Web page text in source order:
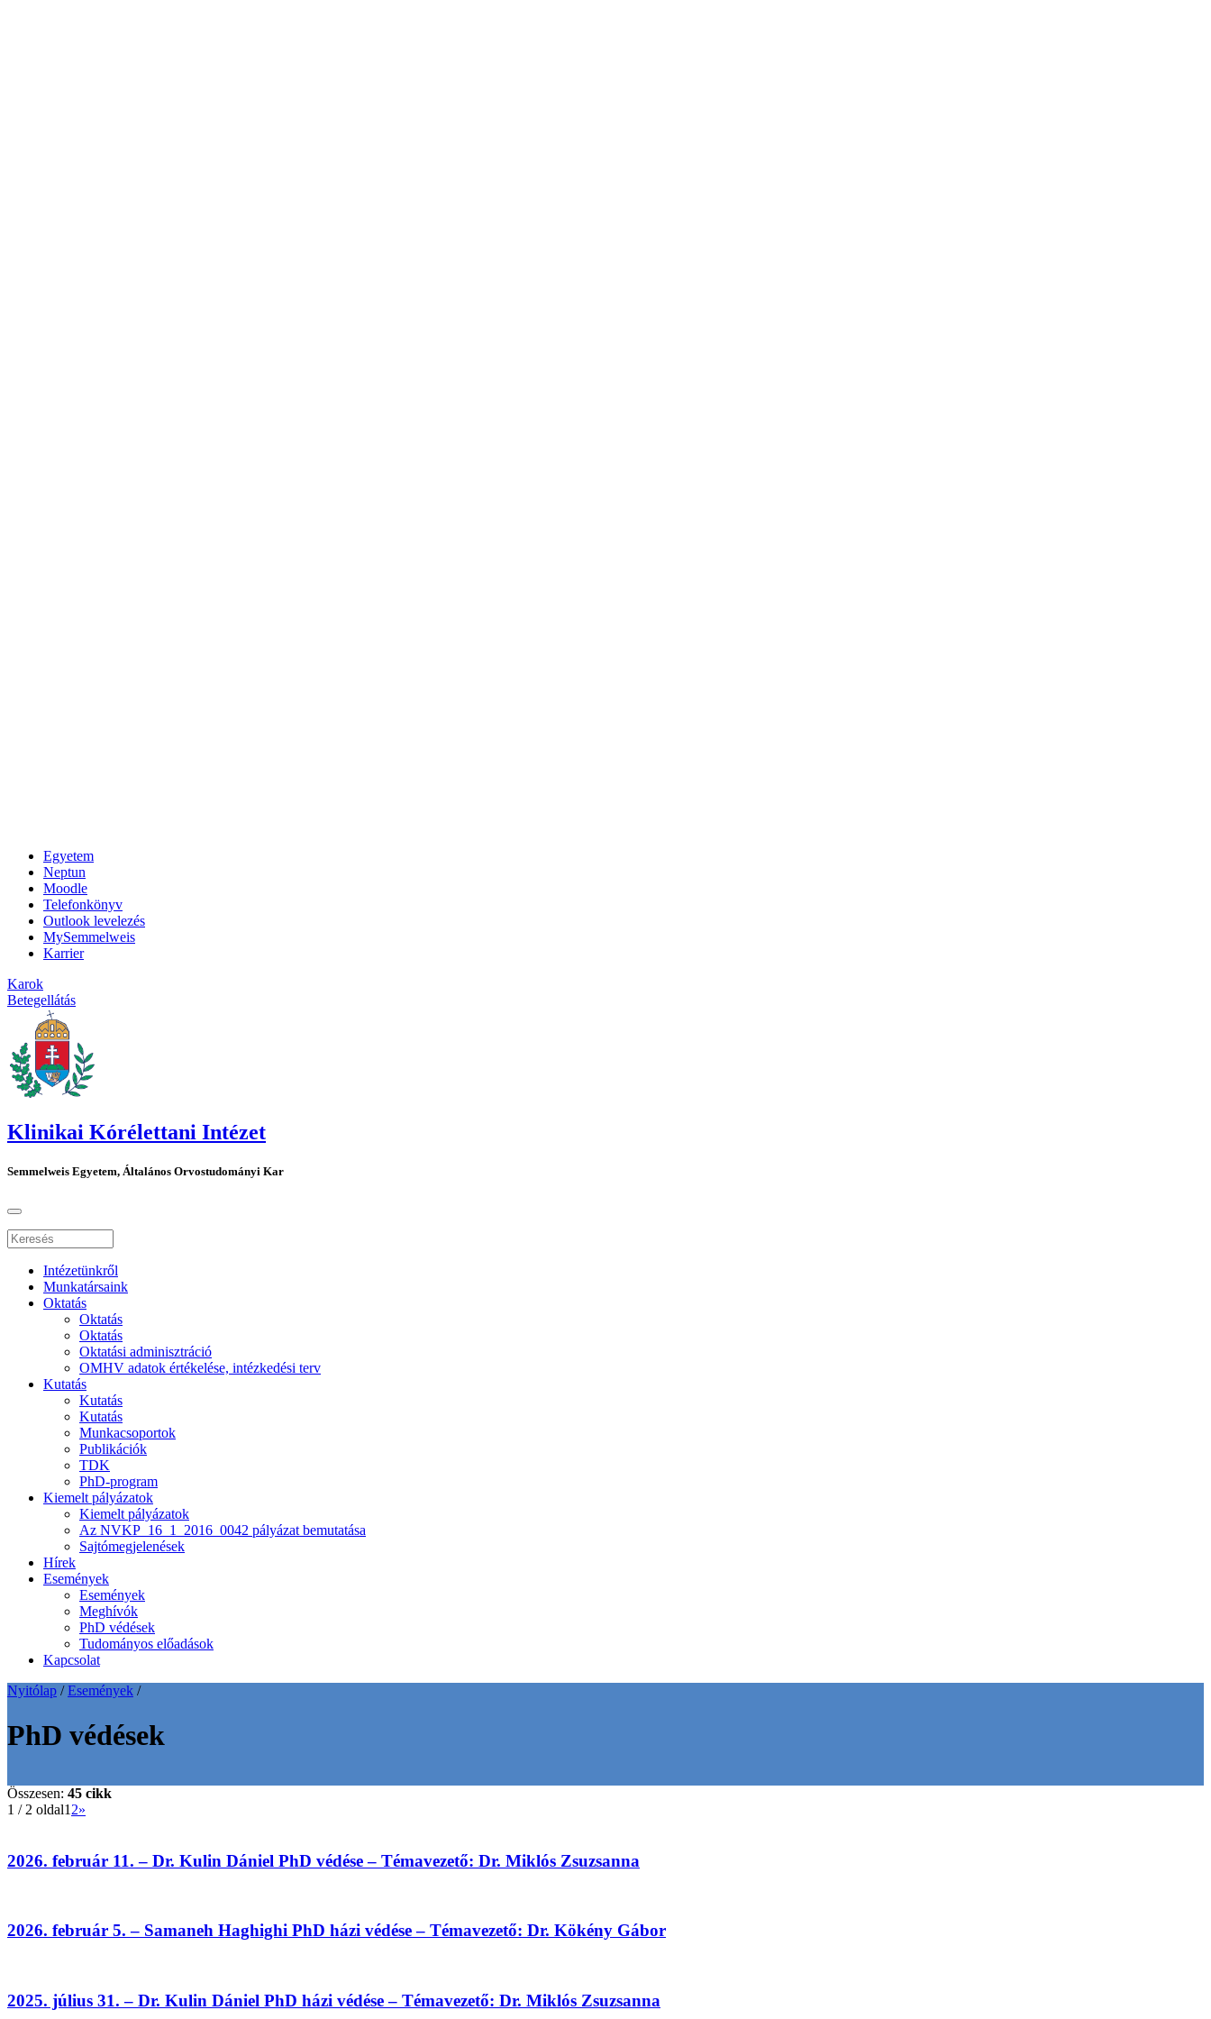
Egyetem
Neptun
Moodle
Telefonkönyv
Outlook levelezés
MySemmelweis
Karrier
Karok
Betegellátás
Klinikai Kórélettani Intézet
Semmelweis Egyetem, Általános Orvostudományi Kar
Intézetünkről
Munkatársaink
Oktatás
Oktatás
Oktatás
Oktatási adminisztráció
OMHV adatok értékelése, intézkedési terv
Kutatás
Kutatás
Kutatás
Munkacsoportok
Publikációk
TDK
PhD-program
Kiemelt pályázatok
Kiemelt pályázatok
Az NVKP_16_1_2016_0042 pályázat bemutatása
Sajtómegjelenések
Hírek
Események
Események
Meghívók
PhD védések
Tudományos előadások
Kapcsolat
Nyitólap / Események /
PhD védések
Összesen: 45 cikk
1 / 2 oldal1 2»
2026. február 11. – Dr. Kulin Dániel PhD védése – Témavezető: Dr. Miklós Zsuzsanna
2026. február 5. – Samaneh Haghighi PhD házi védése – Témavezető: Dr. Kökény Gábor
2025. július 31. – Dr. Kulin Dániel PhD házi védése – Témavezető: Dr. Miklós Zsuzsanna